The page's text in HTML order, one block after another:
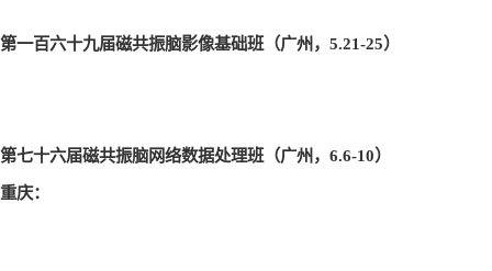
第一百六十九届磁共振脑影像基础班（广州，5.21-25）
第七十六届磁共振脑网络数据处理班（广州，6.6-10）
重庆：